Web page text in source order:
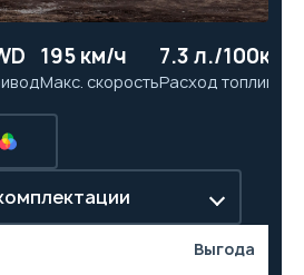
195 км/ч
Макс. скорость
7.3 л./100км
Расход топлива
Выгода